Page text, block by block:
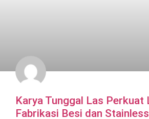
Karya Tunggal Las Perkuat
Fabrikasi Besi dan